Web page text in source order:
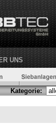
UNS
Kategorie: